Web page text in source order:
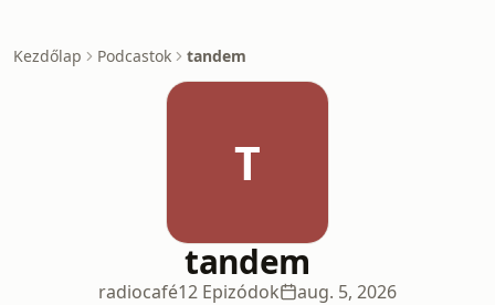
Kezdőlap Podcastok tandem
T
tandem
radiocafé12 Epizódok aug. 5, 2026